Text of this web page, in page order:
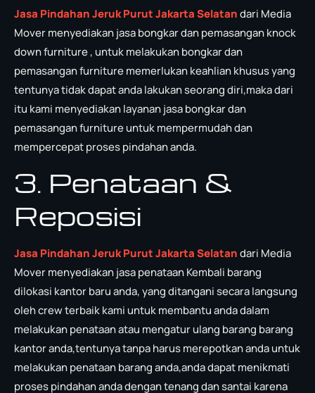
Jasa Pindahan Jeruk Purut Jakarta Selatandari Media
Mover menyediakan jasa bongkar dan pemasangan knock
down furniture , untuk melakukan bongkar dan
pemasangan furniture memerlukan keahlian khusus yang
tentunya tidak dapat anda lakukan seorang diri,maka dari
itu kami menyediakan layanan jasa bongkar dan
pemasangan furniture untuk mempermudah dan
mempercepat proses pindahan anda.
3. Penataan &
Reposisi
Jasa Pindahan Jeruk Purut Jakarta Selatandari Media
Mover menyediakan jasa penataan Kembali barang
dilokasi kantor baru anda, yang ditangani secara langsung
oleh crew terbaik kami untuk membantu anda dalam
melakukan penataan atau mengatur ulang barang barang
kantor anda,tentunya tanpa harus merepotkan anda untuk
melakukan penataan barang anda,anda dapat menikmati
proses pindahan anda dengan tenang dan santai karena